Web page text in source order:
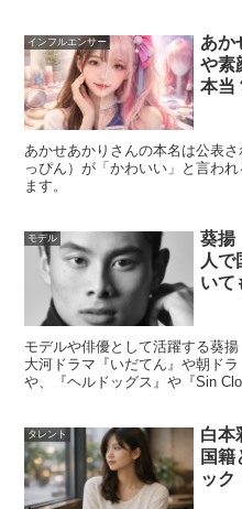
【RIZINガール】荒
ップ数やスリーサイ
インフルエンサー
あか
や素
本当
あかせあかりさんの本名は公表
っぴん）が「かわいい」と言わ
ます。
モデル
葵揚
人で
いて
モデルや俳優として活躍する葵
大河ドラマ『いだてん』や朝ド
や、『ヘルドッグス』や『Sin
タレント
白本
国籍
ック